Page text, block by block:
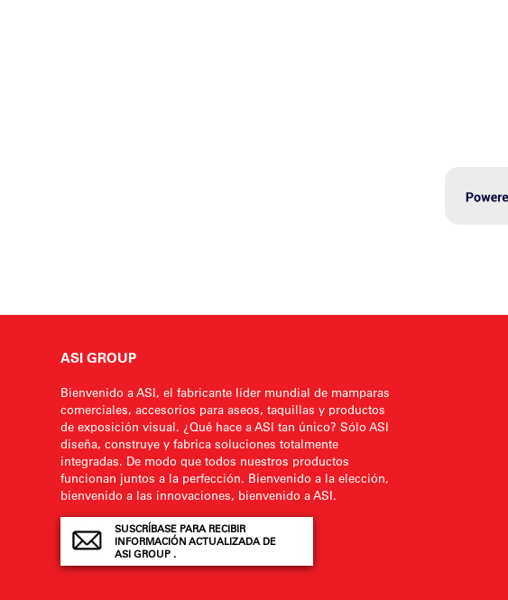
ASI GROUP
Bienvenido a ASI, el fabricante líder mundial de mamparas
comerciales, accesorios para aseos, taquillas y productos
de exposición visual. ¿Qué hace a ASI tan único? Sólo ASI
diseña, construye y fabrica soluciones totalmente
integradas. De modo que todos nuestros productos
funcionan juntos a la perfección. Bienvenido a la elección,
bienvenido a las innovaciones, bienvenido a ASI.
SUSCRÍBASE PARA RECIBIR
INFORMACIÓN ACTUALIZADA DE
ASI GROUP .